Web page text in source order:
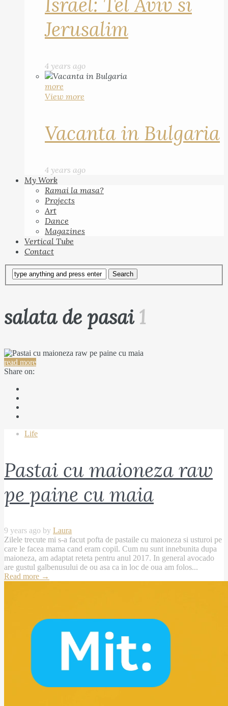
Jerusalim
4 years ago
more
View more
Vacanta in Bulgaria
4 years ago
My Work
Ramai la masa?
Projects
Art
Dance
Magazines
Vertical Tube
Contact
salata de pasai1
read more
Share on:
Life
Pastai cu maioneza raw
pe paine cu maia
9 years ago by Laura
Zilele trecute mi s-a facut pofta de pastaile cu maioneza si usturoi pe
care le facea mama cand eram copil. Cum nu sunt innebunita dupa
maioneza, am adaptat reteta pentru anul 2017. In general avocado
are gustul galbenusului de ou asa ca in loc de oua am folos...
Read more →